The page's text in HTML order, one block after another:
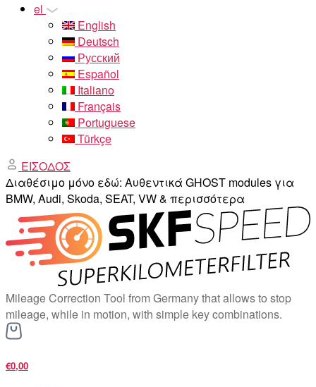
el
English
Deutsch
Русский
Español
Italiano
Français
Portuguese
Türkçe
ΕΙΣΟΔΟΣ
Διαθέσιμο μόνο εδώ: Αυθεντικά GHOST modules για
BMW, Audi, Skoda, SEAT, VW & περισσότερα
Mileage Correction Tool from Germany that allows to stop
mileage, while in motion, with simple key combinations.
€0,00